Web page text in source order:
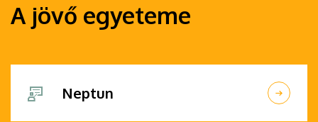
A jövő egyeteme
Neptun